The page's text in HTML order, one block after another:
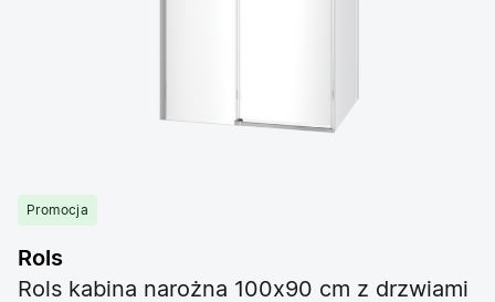
Promocja
Rols
Rols kabina narożna 100x90 cm z drzwiami